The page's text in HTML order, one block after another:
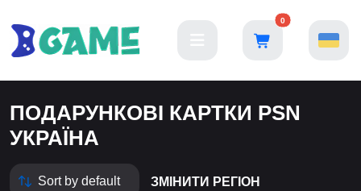
0
ПОДАРУНКОВІ КАРТКИ PSN
УКРАЇНА
ЗМІНИТИ РЕГІОН